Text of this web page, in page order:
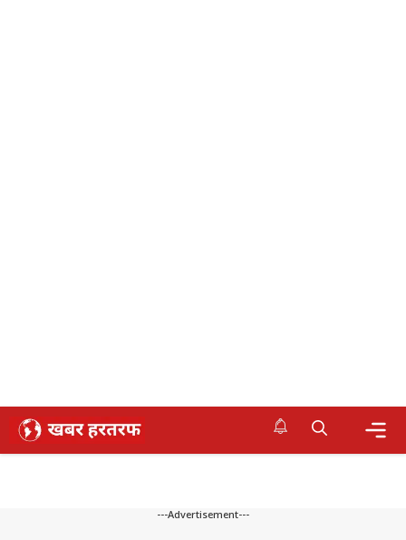
Skip
---Advertisement---